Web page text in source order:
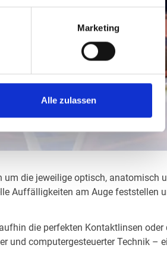
Marketing
Alle zulassen
um die jeweilige optisch, anatomisch
Auffälligkeiten am Auge feststellen
die perfekten Kontaktlinsen
und computergesteuerter Technik –